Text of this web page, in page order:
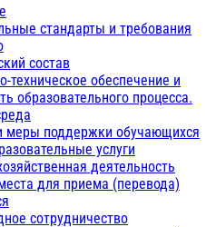
стандарты и требования
состав
техническое обеспечение и
образовательного процесса.
меры поддержки обучающихся
услуги
деятельность
для приема (перевода)
сотрудничество